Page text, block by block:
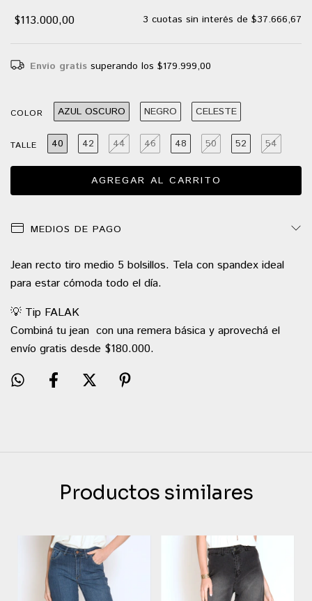
$113.000,00 3 cuotas sin interés de $37.666,67
Envío gratis superando los $179.999,00
COLOR AZUL OSCURO NEGRO CELESTE
TALLE 40 42 44 46 48 50 52 54
MEDIOS DE PAGO
Jean recto tiro medio 5 bolsillos. Tela con spandex ideal
para estar cómoda todo el día.
💡 Tip FALAK
Combiná tu jean con una remera básica y aprovechá el
envío gratis desde $180.000.
Productos similares